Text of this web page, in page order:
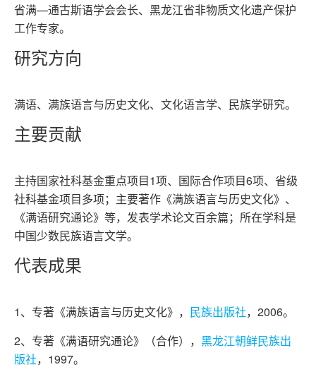
省满—通古斯语学会会长、黑龙江省非物质文化遗产保护
工作专家。
研究方向
满语、满族语言与历史文化、文化语言学、民族学研究。
主要贡献
主持国家社科基金重点项目1项、国际合作项目6项、省级
社科基金项目多项；主要著作《满族语言与历史文化》、
《满语研究通论》等，发表学术论文百余篇；所在学科是
中国少数民族语言文学。
代表成果
1、专著《满族语言与历史文化》， 民族出版社，2006。
2、专著《满语研究通论》（合作）， 黑龙江朝鲜民族出
版社，1997。